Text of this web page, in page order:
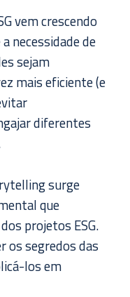
vem crescendo
necessidade de
sejam
mais eficiente (e
diferentes
surge
que
projetos ESG.
os segredos das
los em